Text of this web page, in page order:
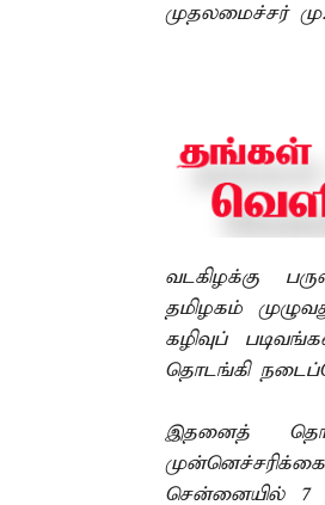
முதலமைச்சர்
வடகிழக்கு
தமிழகம்
கழிவுப்
தொடங்கி
இதனைத்
சென்னையில் 7